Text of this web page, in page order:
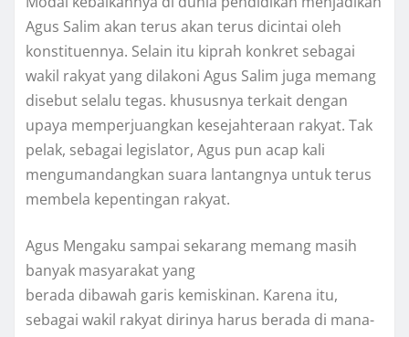
Agus Salim akan terus akan terus dicintai oleh
konstituennya. Selain itu kiprah konkret sebagai
wakil rakyat yang dilakoni Agus Salim juga memang
disebut selalu tegas. khususnya terkait dengan
upaya memperjuangkan kesejahteraan rakyat. Tak
pelak, sebagai legislator, Agus pun acap kali
mengumandangkan suara lantangnya untuk terus
membela kepentingan rakyat.
Agus Mengaku sampai sekarang memang masih
banyak masyarakat yang
berada dibawah garis kemiskinan. Karena itu,
sebagai wakil rakyat dirinya harus berada di mana-